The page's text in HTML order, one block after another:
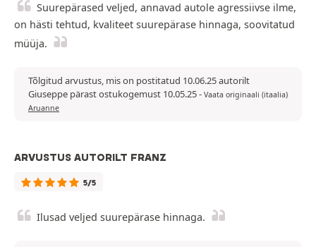
Suurepärased veljed, annavad autole agressiivse ilme,
on hästi tehtud, kvaliteet suurepärase hinnaga, soovitatud
müüja.
Tõlgitud arvustus, mis on postitatud 10.06.25 autorilt
Giuseppe pärast ostukogemust 10.05.25- Vaata originaali (itaalia)
Aruanne
ARVUSTUS AUTORILT FRANZ
5/5
Ilusad veljed suurepärase hinnaga.